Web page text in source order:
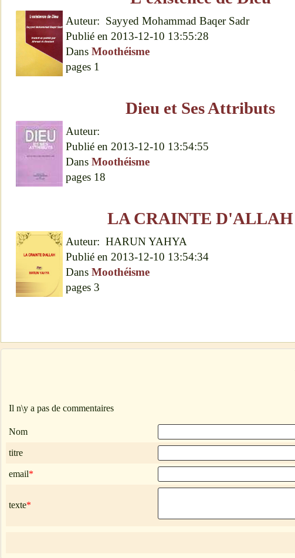
Auteur: Sayyed Mohammad Baqer Sadr
Publié en 2013-12-10 13:55:28
Dans Moothéisme
pages 1
Dieu et Ses Attributs
Auteur:
Publié en 2013-12-10 13:54:55
Dans Moothéisme
pages 18
LA CRAINTE D'ALLAH
Auteur: HARUN YAHYA
Publié en 2013-12-10 13:54:34
Dans Moothéisme
pages 3
Il n\y a pas de commentaires
Nom
titre
email*
texte*